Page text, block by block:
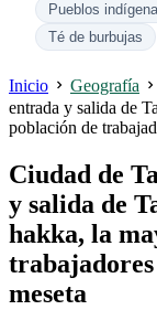
Pueblos
Té de burbujas
Inicio Geografía
entrada y salida de
población de
Ciudad de
y salida de
hakka, la
meseta